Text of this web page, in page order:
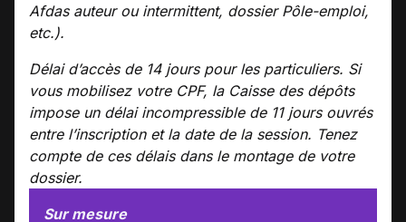
Afdas auteur ou intermittent, dossier Pôle-emploi,
etc.).
Délai d’accès de 14 jours pour les particuliers. Si
vous mobilisez votre CPF, la Caisse des dépôts
impose un délai incompressible de 11 jours ouvrés
entre l’inscription et la date de la session. Tenez
compte de ces délais dans le montage de votre
dossier.
Sur mesure